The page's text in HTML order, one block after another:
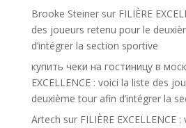
Brooke Steinersur FILIÈRE
des joueurs retenu pour le
d’intégrer la section sportive
купить чеки на гостиницу в
EXCELLENCE : voici la liste des
deuxième tour afin d’intégrer la
Artech sur FILIÈRE EXCELLENCE